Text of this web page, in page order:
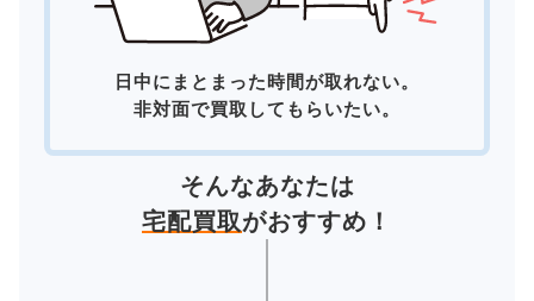
日中にまとまった時間が取れない。
非対面で買取してもらいたい。
そんなあなたは
宅配買取がおすすめ！